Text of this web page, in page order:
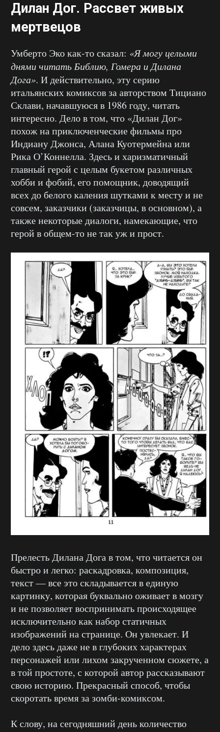
Дилан Дог. Рассвет живых
мертвецов
Умберто Эко как-то сказал: «Я могу целыми
днями читать Библию, Гомера и Дилана
Дога». И действительно, эту серию
итальянских комиксов за авторством Тициано
Склави, начавшуюся в 1986 году, читать
интересно. Дело в том, что «Дилан Дог»
похож на приключенческие фильмы про
Индиану Джонса, Алана Куотермейна или
Рика О’Коннелла. Здесь и харизматичный
главный герой с целым букетом различных
хобби и фобий, его помощник, доводящий
всех до белого каления шутками к месту и не
совсем, заказчики (заказчицы, в основном), а
также некоторые диалоги, намекающие, что
герой в общем-то не так уж и прост.
Прелесть Дилана Дога в том, что читается он
быстро и легко: раскадровка, композиция,
текст — все это складывается в единую
картинку, которая буквально оживает в мозгу
и не позволяет воспринимать происходящее
исключительно как набор статичных
изображений на странице. Он увлекает. И
дело здесь даже не в глубоких характерах
персонажей или лихом закрученном сюжете, а
в той простоте, с которой автор рассказывают
свою историю. Прекрасный способ, чтобы
скоротать время за зомби-комиксом.
К слову, на сегодняшний день количество